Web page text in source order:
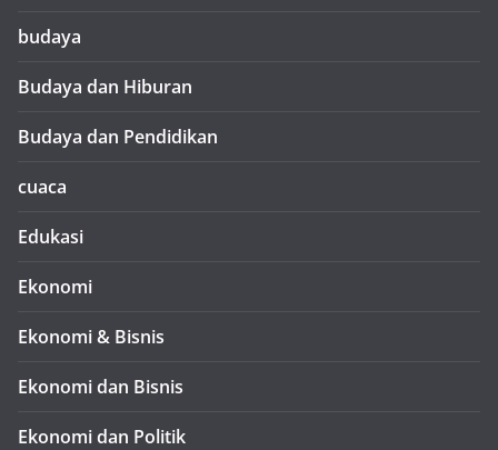
budaya
Budaya dan Hiburan
Budaya dan Pendidikan
cuaca
Edukasi
Ekonomi
Ekonomi & Bisnis
Ekonomi dan Bisnis
Ekonomi dan Politik